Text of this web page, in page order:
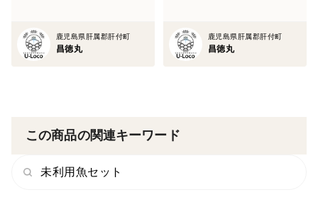
鹿児島県肝属郡肝付町
昌徳丸
鹿児島県肝属郡肝付町
昌徳丸
この商品の関連キーワード
未利用魚セット